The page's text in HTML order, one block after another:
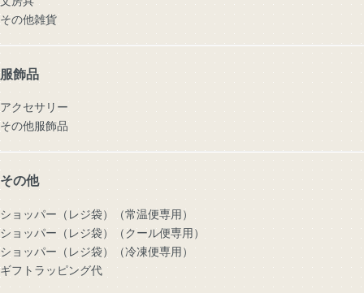
その他雑貨
服飾品
アクセサリー
その他服飾品
その他
ショッパー（レジ袋）（常温便専用）
ショッパー（レジ袋）（クール便専用）
ショッパー（レジ袋）（冷凍便専用）
ギフトラッピング代